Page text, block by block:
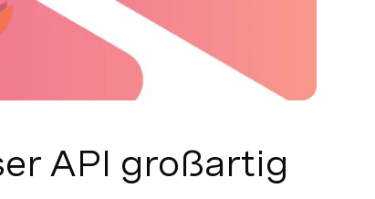
API großartig